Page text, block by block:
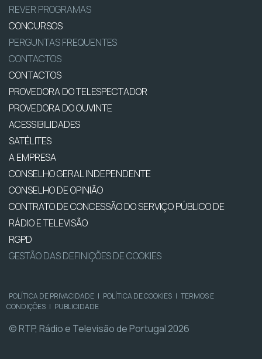
REVER PROGRAMAS
CONCURSOS
PERGUNTAS FREQUENTES
CONTACTOS
CONTACTOS
PROVEDORA DO TELESPECTADOR
PROVEDORA DO OUVINTE
ACESSIBILIDADES
SATÉLITES
A EMPRESA
CONSELHO GERAL INDEPENDENTE
CONSELHO DE OPINIÃO
CONTRATO DE CONCESSÃO DO SERVIÇO PÚBLICO DE
RÁDIO E TELEVISÃO
RGPD
GESTÃO DAS DEFINIÇÕES DE COOKIES
POLÍTICA DE PRIVACIDADE | POLÍTICA DE COOKIES | TERMOS E
CONDIÇÕES | PUBLICIDADE
© RTP, Rádio e Televisão de Portugal 2026